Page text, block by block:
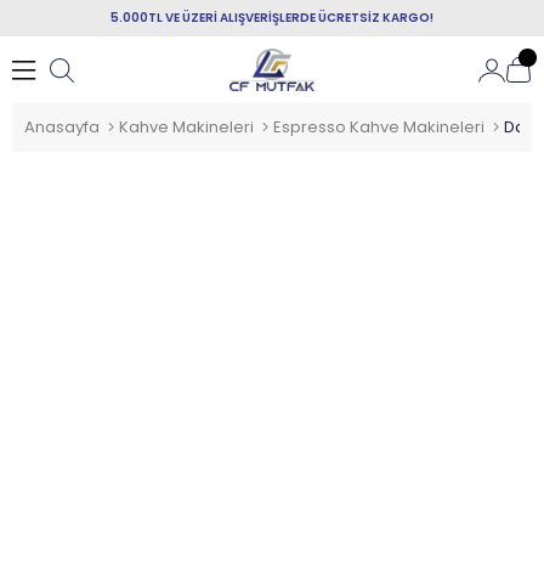
5.000TL VE ÜZERİ ALIŞVERİŞLERDE ÜCRETSİZ KARGO!
Anasayfa Kahve Makineleri Espresso Kahve Makineleri